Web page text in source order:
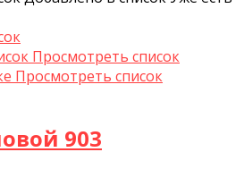
Просмотреть список
Просмотреть список
903